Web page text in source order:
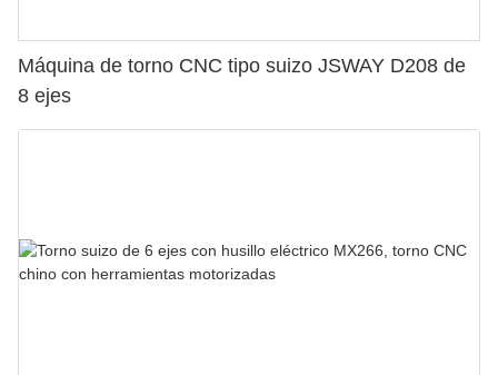
Máquina de torno CNC tipo suizo JSWAY D208 de
8 ejes